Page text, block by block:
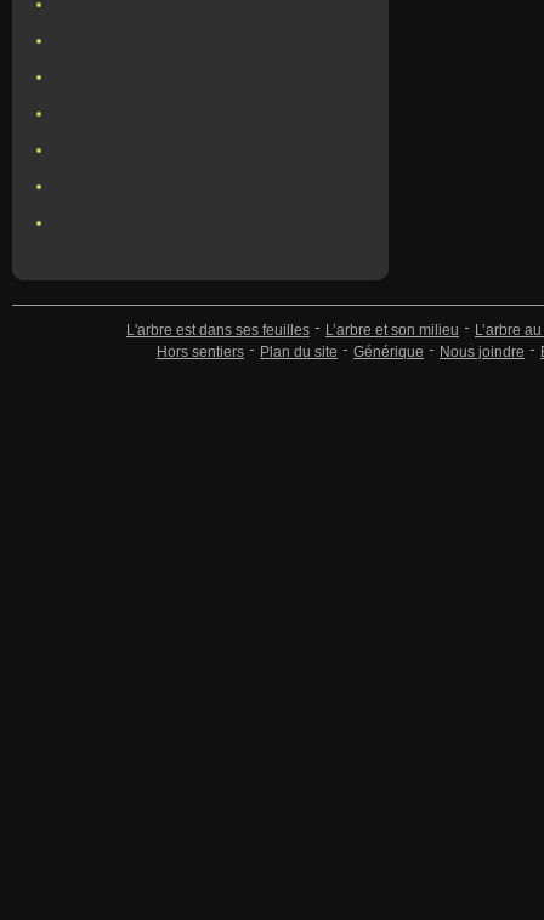
L'arbre est dans ses feuilles L’arbre et son milieu
L’arbre
Hors sentiers
Plan du site Générique Nous joindre